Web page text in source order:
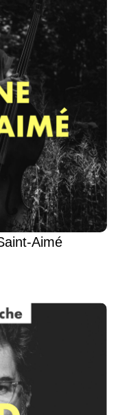
Aimé